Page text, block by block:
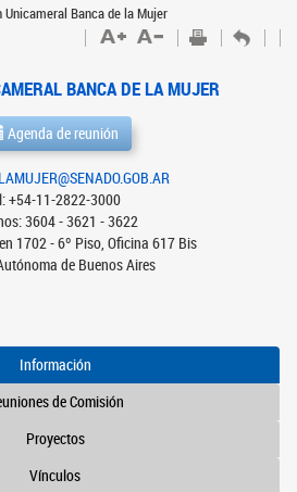
Unicameral Banca de la Mujer
BANCA DE LA MUJER
Agenda de reunión
+54-11-2822-3000
3604 - 3621 - 3622
1702 - 6º Piso, Oficina 617 Bis
de Buenos Aires
Información
de Comisión
Proyectos
Vínculos